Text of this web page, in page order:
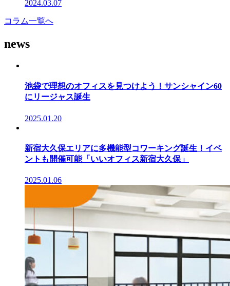
2024.03.07
コラム一覧へ
news
池袋で理想のオフィスを見つけよう！サンシャイン60
にリージャス誕生
2025.01.20
新宿大久保エリアに多機能型コワーキング誕生！イベ
ントも開催可能「いいオフィス新宿大久保」
2025.01.06